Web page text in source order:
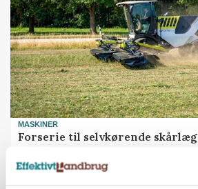
MASKINER
Forserie til selvkørende